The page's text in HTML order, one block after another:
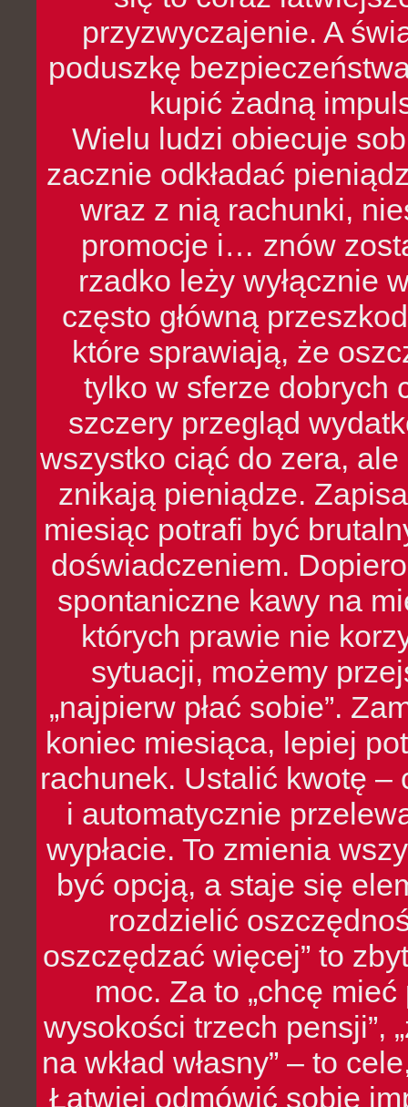
przyzwyczajenie. A
poduszkę
kupić żadną
Wielu ludzi obiecuje
zacznie odkładać
wraz z nią rachunki,
promocje i… znów
rzadko leży wyłącznie
często główną
które sprawiają, że
tylko w sferze dobrych
szczery przegląd
wszystko ciąć do zera,
znikają pieniądze.
miesiąc potrafi być
doświadczeniem.
spontaniczne kawy na
których prawie nie
sytuacji, możemy
„najpierw płać sobie”.
koniec miesiąca, lepiej
rachunek. Ustalić kwotę
i automatycznie
wypłacie. To zmienia
być opcją, a staje się
rozdzielić
oszczędzać więcej” to
moc. Za to „chcę
wysokości trzech pensji”,
na wkład własny” – to
Łatwiej odmówić sobie